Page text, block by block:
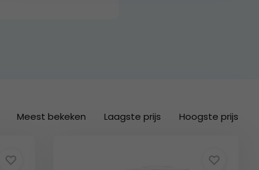
Meest bekeken Laagste prijs Hoogste prijs